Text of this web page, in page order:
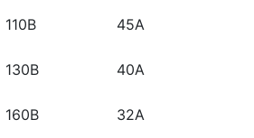
110В
45А
130В
40А
160В
32А